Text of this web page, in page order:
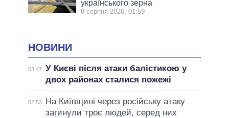
українського зерна
8 серпня 2026, 01:59
НОВИНИ
03:47 У Києві після атаки балістикою у
двох районах сталися пожежі
02:53
На Київщині через російську атаку
загинули троє людей, серед них